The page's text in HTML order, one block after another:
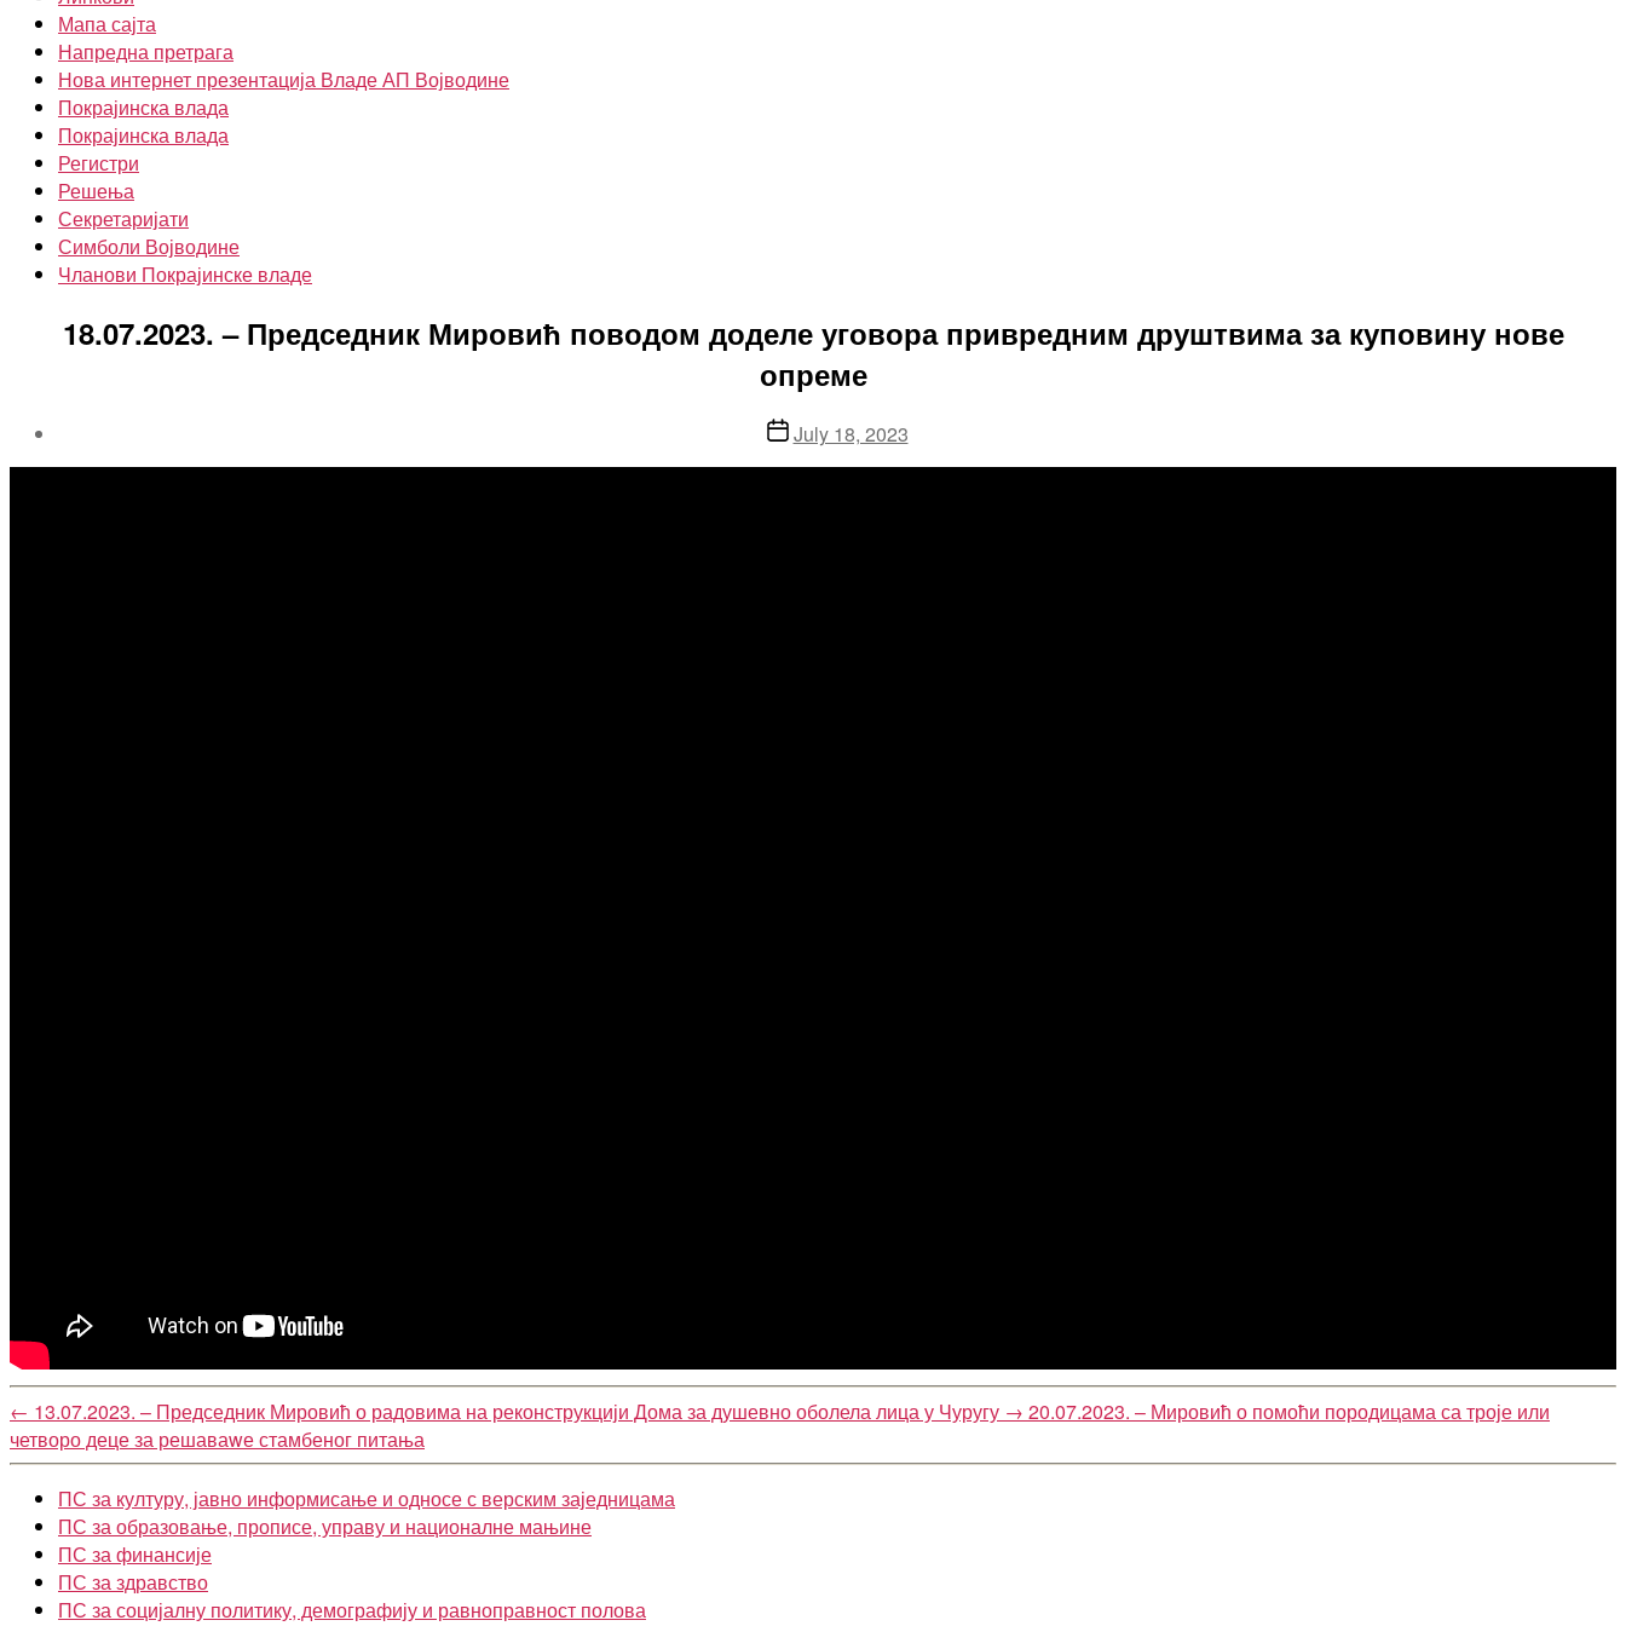
Мапа сајта
Напредна претрага
Нова интернет презентација Владе АП Војводине
Покрајинска влада
Покрајинска влада
Регистри
Решења
Секретаријати
Симболи Војводине
Чланови Покрајинске владе
18.07.2023. – Председник Мировић поводом доделе уговора привредним друштвима за куповину нове
опреме
PostJuly 18, 2023
← 13.07.2023. – Председник Мировић о радовима на реконструкцији Дома за душевно оболела лица у Чуругу → 20.07.2023. – Мировић о помоћи породицама са троје или
четворо деце за решаваwе стамбеног питања
ПС за културу, јавно информисање и односе с верским заједницама
ПС за образовање, прописе, управу и националне мањине
ПС за финансије
ПС за здравство
ПС за социјалну политику, демографију и равноправност полова